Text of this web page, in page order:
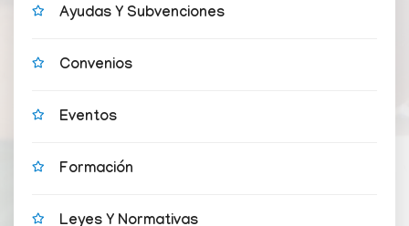
Ayudas Y Subvenciones
Convenios
Eventos
Formación
Leyes Y Normativas